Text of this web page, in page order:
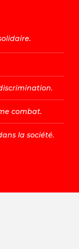
combat.
la société.